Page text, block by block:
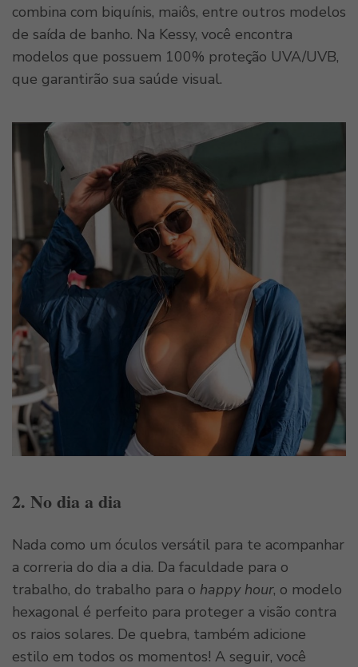
combina com biquínis, maiôs, entre outros modelos
de saída de banho. Na Kessy, você encontra
modelos que possuem 100% proteção UVA/UVB,
que garantirão sua saúde visual.
2. No dia a dia
Nada como um óculos versátil para te acompanhar
a correria do dia a dia. Da faculdade para o
trabalho, do trabalho para o happy hour, o modelo
hexagonal é perfeito para proteger a visão contra
os raios solares. De quebra, também adicione
estilo em todos os momentos! A seguir, você